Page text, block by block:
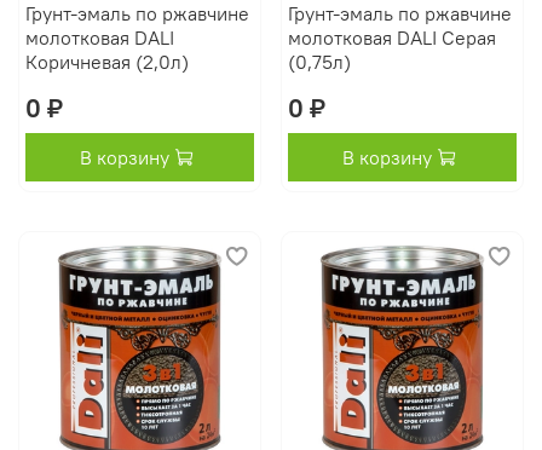
Грунт-эмаль по ржавчине
молотковая DALI
Коричневая (2,0л)
0 ₽
В корзину
Грунт-эмаль по ржавчине
молотковая DALI Серая
(0,75л)
0 ₽
В корзину